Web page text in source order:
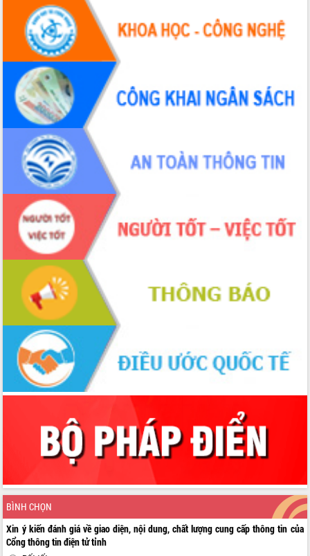
BÌNH CHỌN
Xin ý kiến đánh giá về giao diện, nội dung, chất lượng cung cấp thông tin của
Cổng thông tin điện tử tỉnh